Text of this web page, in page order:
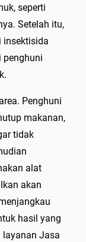
seperti
Setelah itu,
insektisida
penghuni
Penghuni
makanan,
tidak
alat
akan
hasil yang
layanan Jasa